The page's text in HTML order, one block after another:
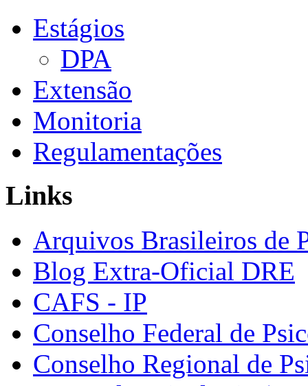
Estágios
DPA
Extensão
Monitoria
Regulamentações
Links
Arquivos Brasileiros de
Blog Extra-Oficial DRE
CAFS - IP
Conselho Federal de
Conselho Regional de